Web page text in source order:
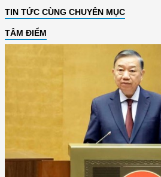
TIN TỨC CÙNG CHUYÊN MỤC
TÂM ĐIỂM